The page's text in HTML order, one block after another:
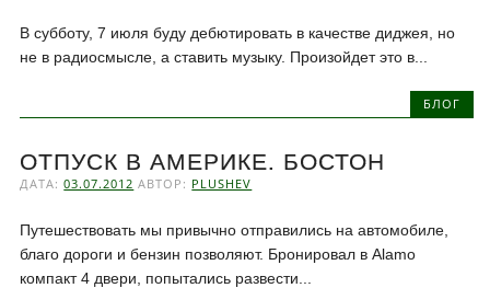
В субботу, 7 июля буду дебютировать в качестве диджея, но
не в радиосмысле, а ставить музыку. Произойдет это в...
БЛОГ
ОТПУСК В АМЕРИКЕ. БОСТОН
ДАТА:03.07.2012 АВТОР: PLUSHEV
Путешествовать мы привычно отправились на автомобиле,
благо дороги и бензин позволяют. Бронировал в Alamo
компакт 4 двери, попытались развести...